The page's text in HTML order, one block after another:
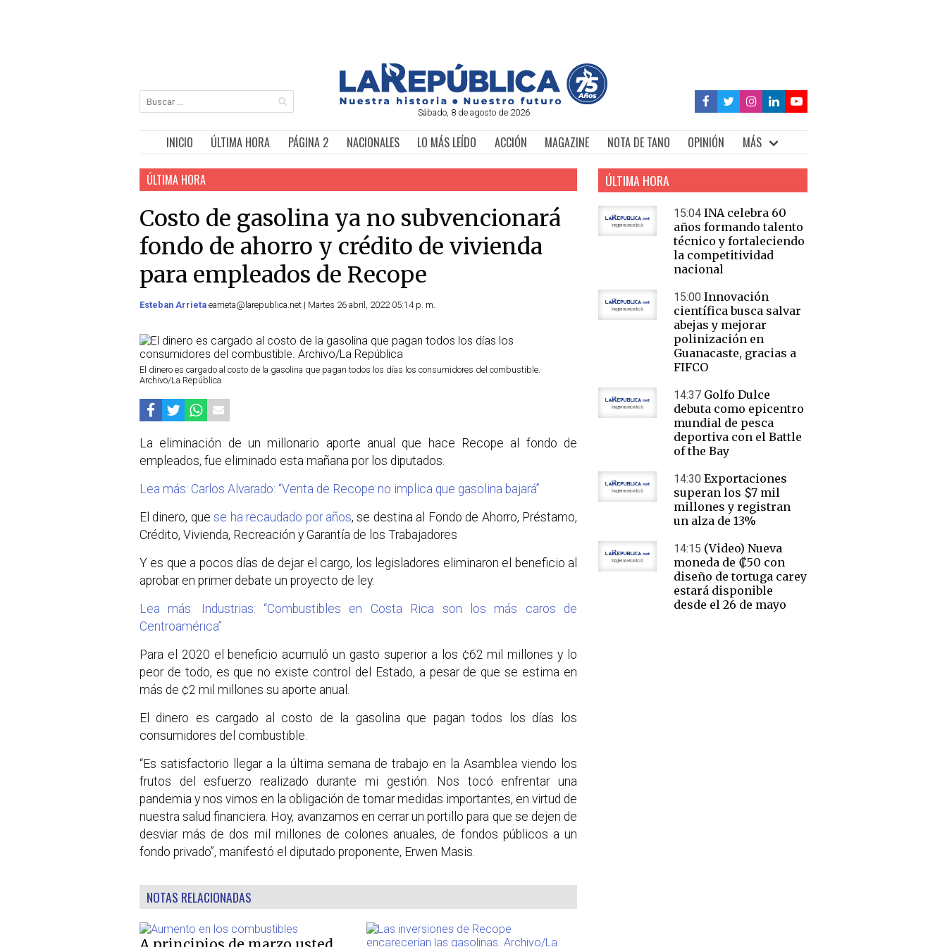
Sábado, 8 de agosto de 2026
INICIO ÚLTIMA HORA PÁGINA 2 NACIONALES LO MÁS LEÍDO ACCIÓN MAGAZINE NOTA DE TANO OPINIÓN MÁS
ÚLTIMA HORA
Costo de gasolina ya no subvencionará
fondo de ahorro y crédito de vivienda
para empleados de Recope
Esteban Arrieta earrieta@larepublica.net | Martes 26 abril, 2022 05:14 p. m.
El dinero es cargado al costo de la gasolina que pagan todos los días los consumidores del combustible.
Archivo/La República
La eliminación de un millonario aporte anual que hace Recope al fondo de
empleados, fue eliminado esta mañana por los diputados.
Lea más: Carlos Alvarado: “Venta de Recope no implica que gasolina bajará”
El dinero, quese ha recaudado por años, se destina al Fondo de Ahorro, Préstamo,
Crédito, Vivienda, Recreación y Garantía de los Trabajadores
Y es que a pocos días de dejar el cargo, los legisladores eliminaron el beneficio al
aprobar en primer debate un proyecto de ley.
Lea más: Industrias: “Combustibles en Costa Rica son los más caros de
Centroamérica”
Para el 2020 el beneficio acumuló un gasto superior a los ¢62 mil millones y lo
peor de todo, es que no existe control del Estado, a pesar de que se estima en
más de ¢2 mil millones su aporte anual.
El dinero es cargado al costo de la gasolina que pagan todos los días los
consumidores del combustible.
“Es satisfactorio llegar a la última semana de trabajo en la Asamblea viendo los
frutos del esfuerzo realizado durante mi gestión. Nos tocó enfrentar una
pandemia y nos vimos en la obligación de tomar medidas importantes, en virtud de
nuestra salud financiera. Hoy, avanzamos en cerrar un portillo para que se dejen de
desviar más de dos mil millones de colones anuales, de fondos públicos a un
fondo privado”, manifestó el diputado proponente, Erwen Masis.
NOTAS RELACIONADAS
ÚLTIMA HORA
15:04 INA celebra 60
años formando talento
técnico y fortaleciendo
la competitividad
nacional
15:00 Innovación
científica busca salvar
abejas y mejorar
polinización en
Guanacaste, gracias a
FIFCO
14:37 Golfo Dulce
debuta como epicentro
mundial de pesca
deportiva con el Battle
of the Bay
14:30 Exportaciones
superan los $7 mil
millones y registran
un alza de 13%
14:15 (Video) Nueva
moneda de ₡50 con
diseño de tortuga carey
estará disponible
desde el 26 de mayo